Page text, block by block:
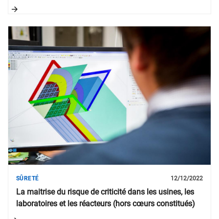
La maitrise du risque de criticité dans les usines, les
laboratoires et les réacteurs (hors cœurs constitués)
SÛRETÉ 12/12/2022